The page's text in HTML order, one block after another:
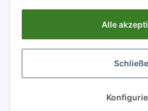
Gesetzliche Informationen
* Alle Preise inkl. gesetzlicher USt., zzgl.
Alle